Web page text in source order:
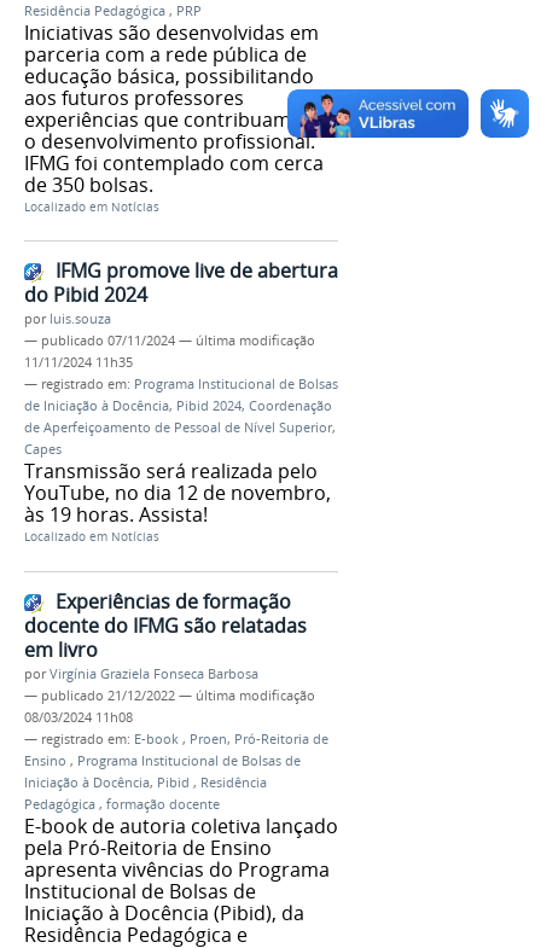
Residência Pedagógica , PRP
Iniciativas são desenvolvidas em
parceria com a rede pública de
educação básica, possibilitando
aos futuros professores
experiências que contribuam para
o desenvolvimento profissional.
IFMG foi contemplado com cerca
de 350 bolsas.
Localizado em Notícias
IFMG promove live de abertura
do Pibid 2024
por luis.souza
— publicado 07/11/2024 — última modificação
11/11/2024 11h35
— registrado em: Programa Institucional de Bolsas
de Iniciação à Docência, Pibid 2024, Coordenação
de Aperfeiçoamento de Pessoal de Nível Superior,
Capes
Transmissão será realizada pelo
YouTube, no dia 12 de novembro,
às 19 horas. Assista!
Localizado em Notícias
Experiências de formação
docente do IFMG são relatadas
em livro
porVirgínia Graziela Fonseca Barbosa
— publicado 21/12/2022 — última modificação
08/03/2024 11h08
— registrado em: E-book , Proen, Pró-Reitoria de
Ensino , Programa Institucional de Bolsas de
Iniciação à Docência, Pibid , Residência
Pedagógica , formação docente
E-book de autoria coletiva lançado
pela Pró-Reitoria de Ensino
apresenta vivências do Programa
Institucional de Bolsas de
Iniciação à Docência (Pibid), da
Residência Pedagógica e